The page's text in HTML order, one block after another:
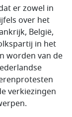
er zowel in
over het
België,
in het
worden van de
verkiezingen